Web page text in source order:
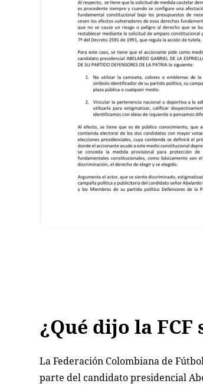
¿Qué dijo la
La Federación Colombiana de
parte del candidato presidencial